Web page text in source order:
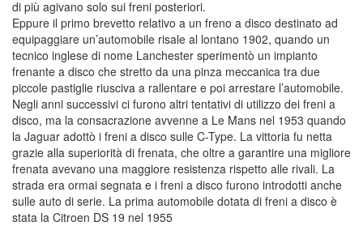
di più agivano solo sui freni posteriori.
Eppure il primo brevetto relativo a un freno a disco destinato ad
equipaggiare un’automobile risale al lontano 1902, quando un
tecnico inglese di nome Lanchester sperimentò un impianto
frenante a disco che stretto da una pinza meccanica tra due
piccole pastiglie riusciva a rallentare e poi arrestare l’automobile.
Negli anni successivi ci furono altri tentativi di utilizzo dei freni a
disco, ma la consacrazione avvenne a Le Mans nel 1953 quando
la Jaguar adottò i freni a disco sulle C-Type. La vittoria fu netta
grazie alla superiorità di frenata, che oltre a garantire una migliore
frenata avevano una maggiore resistenza rispetto alle rivali. La
strada era ormai segnata e i freni a disco furono introdotti anche
sulle auto di serie. La prima automobile dotata di freni a disco è
stata la Citroen DS 19 nel 1955